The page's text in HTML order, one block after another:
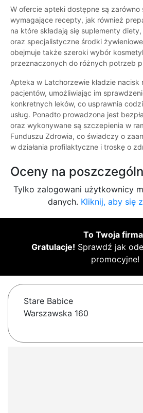
W ofercie apteki dostępne są zarówno
wymagające recepty, jak również
na które składają się suplementy
oraz specjalistyczne środki
obejmuje także szeroki wybór
przeznaczonych do różnych potrzeb
Apteka w Latchorzewie kładzie nacisk
pacjentów, umożliwiając im
konkretnych leków, co usprawnia
usług. Ponadto prowadzona jest
oraz wykonywane są szczepienia w
Funduszu Zdrowia, co świadczy o
w działania profilaktyczne i troskę o
Oceny na
Tylko zalogowani użytkownicy
danych. Kliknij, aby się
To Twoja firma
Gratulacje! Sprawdź jak
promocyjne!
Stare Babice
Warszawska 160